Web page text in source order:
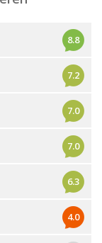
8.8
7.2
7.0
7.0
6.3
4.0